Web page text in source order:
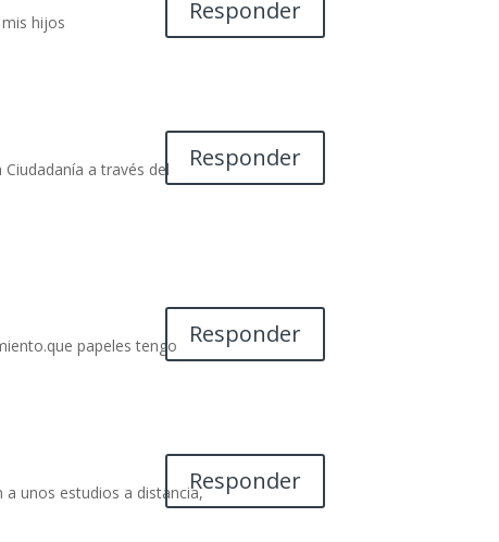
hijos
Responder
a través del
Responder
papeles tengo
Responder
unos estudios a distancia,Responder